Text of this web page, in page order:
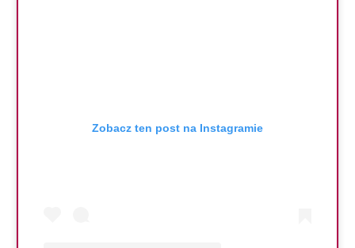
Zobacz ten post na Instagramie